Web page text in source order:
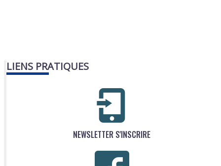
LIENS PRATIQUES
NEWSLETTER S'INSCRIRE